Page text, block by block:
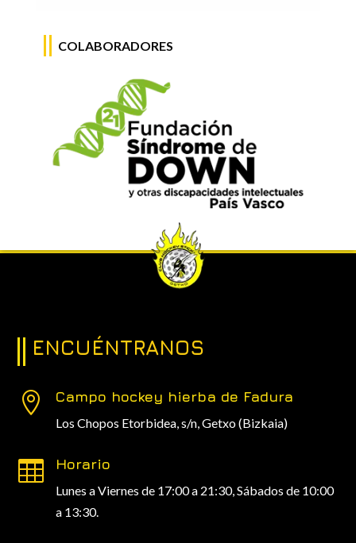
COLABORADORES
ENCUÉNTRANOS
 Campo hockey hierba de Fadura
Los Chopos Etorbidea, s/n, Getxo (Bizkaia)
 Horario
Lunes a Viernes de 17:00 a 21:30, Sábados de 10:00
a 13:30.